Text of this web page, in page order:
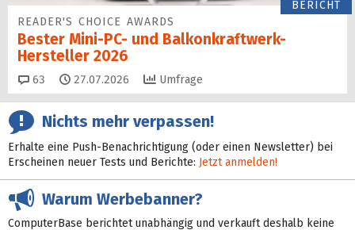
BERICHT
READER'S CHOICE AWARDS
Bester Mini-PC- und Balkonkraftwerk-
Hersteller 2026
63 Kommentare
27.07.2026 Umfrage
Nichts mehr verpassen!
Erhalte eine Push-Benachrichtigung (oder einen Newsletter) bei
Erscheinen neuer Tests und Berichte: Jetzt anmelden!
Warum Werbebanner?
ComputerBase berichtet unabhängig und verkauft deshalb keine